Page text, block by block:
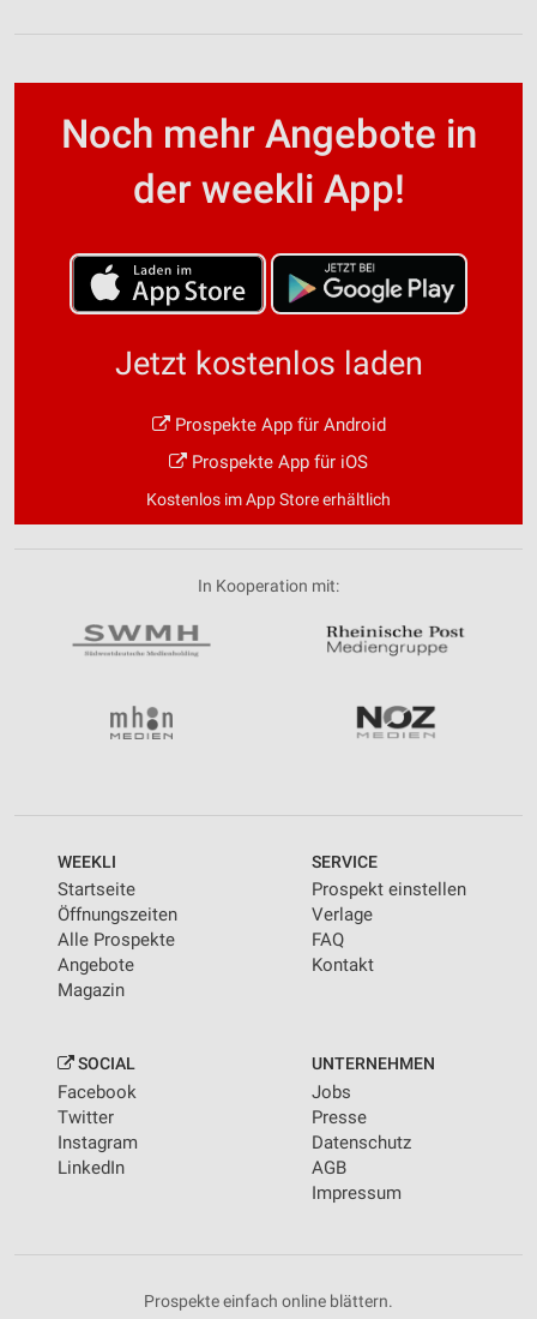
Noch mehr Angebote in
der weekli App!
Jetzt kostenlos laden
Prospekte App für Android
Prospekte App für iOS
Kostenlos im App Store erhältlich
In Kooperation mit:
WEEKLI
Startseite
Öffnungszeiten
Alle Prospekte
Angebote
Magazin
SERVICE
Prospekt einstellen
Verlage
FAQ
Kontakt
SOCIAL
Facebook
Twitter
Instagram
LinkedIn
UNTERNEHMEN
Jobs
Presse
Datenschutz
AGB
Impressum
Prospekte einfach online blättern.